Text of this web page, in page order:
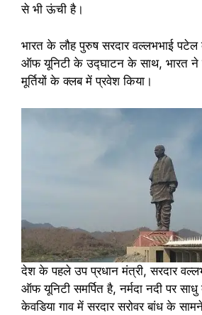
से भी ऊंची है।
भारत के लौह पुरुष सरदार वल्लभभाई पटेल
ऑफ यूनिटी के उद्घाटन के साथ, भारत ने
मूर्तियों के क्लब में प्रवेश किया।
देश के पहले उप प्रधान मंत्री, सरदार
ऑफ यूनिटी समर्पित है, नर्मदा नदी पर
केवडिया गाव में सरदार सरोवर बांध के